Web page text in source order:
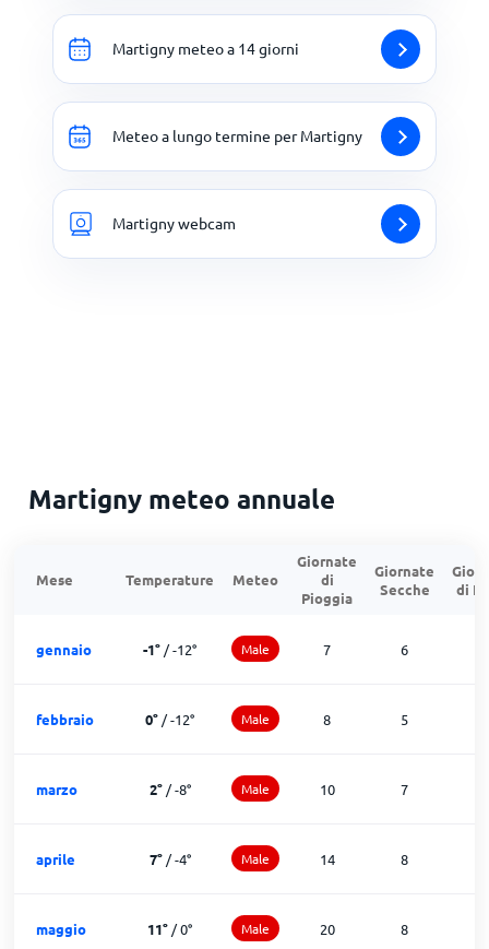
Martigny meteo a 14 giorni
Meteo a lungo termine per Martigny
Martigny webcam
Martigny meteo annuale
Mese Temperature Meteo
Giornate
di
Pioggia
Giornate
Secche
di
gennaio -1° /-12° Male 7 6
febbraio 0° /-12° Male 8 5
marzo 2°/-8° Male 10 7
aprile 7°/-4° Male 14 8
maggio 11° /0° Male 20 8